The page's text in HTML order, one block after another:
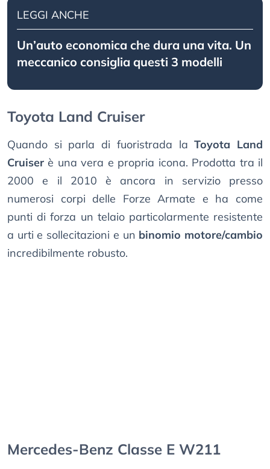
LEGGI ANCHE
Un’auto economica che dura una vita. Un
meccanico consiglia questi 3 modelli
Toyota Land Cruiser
Quando si parla di fuoristrada laToyota Land
Cruiser è una vera e propria icona. Prodotta tra il
2000 e il 2010 è ancora in servizio presso
numerosi corpi delle Forze Armate e ha come
punti di forza un telaio particolarmente resistente
a urti e sollecitazioni e un binomio motore/cambio
incredibilmente robusto.
Mercedes-Benz Classe E W211